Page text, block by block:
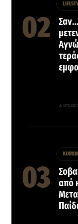
28
από